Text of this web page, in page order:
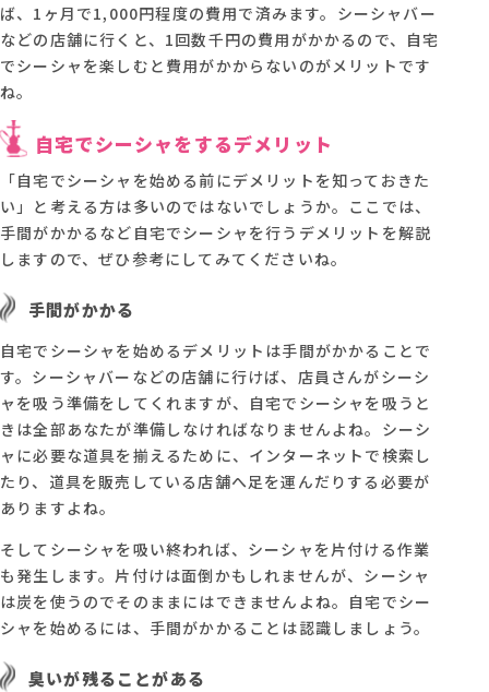
ば、1ヶ月で1,000円程度の費用で済みます。シーシャバー
などの店舗に行くと、1回数千円の費用がかかるので、自宅
でシーシャを楽しむと費用がかからないのがメリットです
ね。
自宅でシーシャをするデメリット
「自宅でシーシャを始める前にデメリットを知っておきた
い」と考える方は多いのではないでしょうか。ここでは、
手間がかかるなど自宅でシーシャを行うデメリットを解説
しますので、ぜひ参考にしてみてくださいね。
手間がかかる
自宅でシーシャを始めるデメリットは手間がかかることで
す。シーシャバーなどの店舗に行けば、店員さんがシーシ
ャを吸う準備をしてくれますが、自宅でシーシャを吸うと
きは全部あなたが準備しなければなりませんよね。シーシ
ャに必要な道具を揃えるために、インターネットで検索し
たり、道具を販売している店舗へ足を運んだりする必要が
ありますよね。
そしてシーシャを吸い終われば、シーシャを片付ける作業
も発生します。片付けは面倒かもしれませんが、シーシャ
は炭を使うのでそのままにはできませんよね。自宅でシー
シャを始めるには、手間がかかることは認識しましょう。
臭いが残ることがある